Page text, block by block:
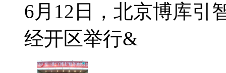
6月12日，北京博库引
经开区举行&